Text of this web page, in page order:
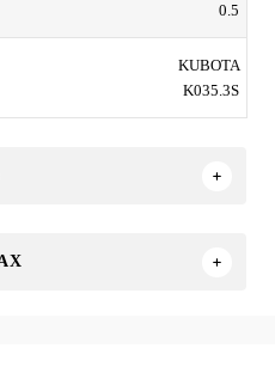
0.5
KUBOTA
K035.3S